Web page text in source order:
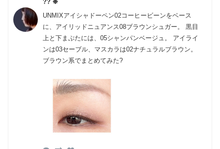
?? ❉
UNMIXアイシャドーペン02コーヒービーンをベース
に、アイリッドニュアンス08ブラウンシュガー。 黒目
上と下まぶたには、05シャンパンベージュ。 アイライ
ンは03セーブル、マスカラは02ナチュラルブラウン。
ブラウン系でまとめてみた?